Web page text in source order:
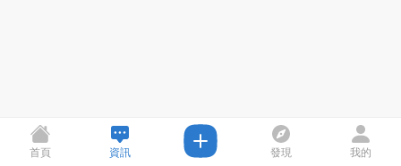
首頁 資訊 發現 我的